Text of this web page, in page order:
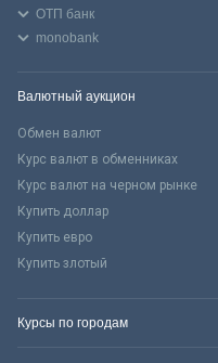
ОТП банк
monobank
Валютный аукцион
Обмен валют
Курс валют в обменниках
Курс валют на черном рынке
Купить доллар
Купить евро
Купить злотый
Курсы по городам